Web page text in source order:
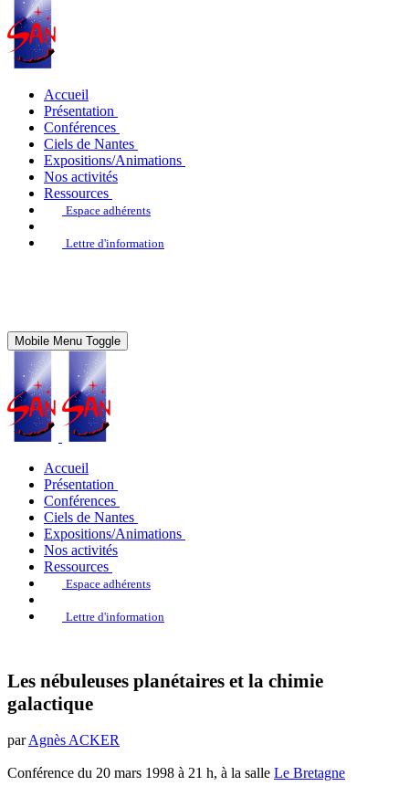
Accueil
Présentation
Conférences
Ciels de Nantes
Expositions/Animations
Nos activités
Ressources
Espace adhérents
Lettre d'information
Mobile Menu Toggle
Accueil
Présentation
Conférences
Ciels de Nantes
Expositions/Animations
Nos activités
Ressources
Espace adhérents
Lettre d'information
Les nébuleuses planétaires et la chimie
galactique
parAgnès ACKER
Conférence du 20 mars 1998 à 21 h, à la salle Le Bretagne